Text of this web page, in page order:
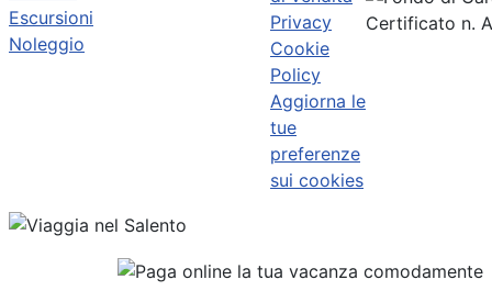
Escursioni
Noleggio
Privacy
Cookie
Policy
Aggiorna le
tue
preferenze
sui cookies
Certificato n.